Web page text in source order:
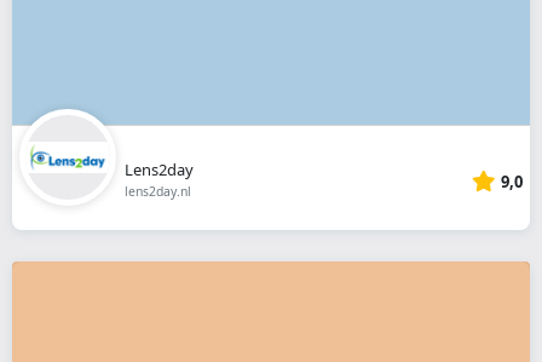
Lens2day
lens2day.nl 9,0